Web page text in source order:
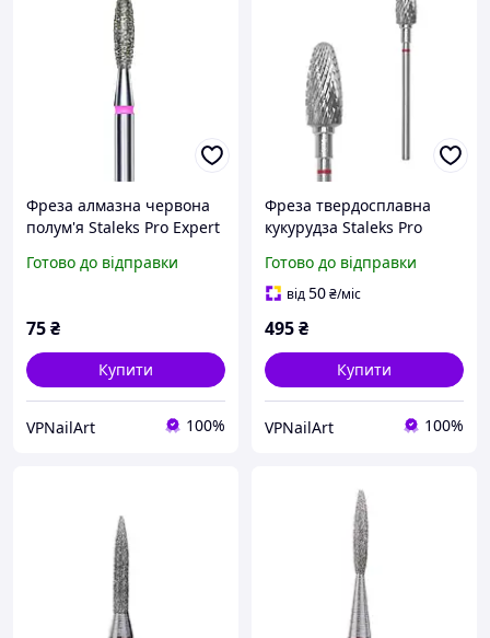
Фреза алмазна червона
полум'я Staleks Pro Expert
частина 10 мм
Готово до відправки
75₴
Купити
VPNailArt 100%
Фреза твердосплавна
кукурудза Staleks Pro
Готово до відправки
від50₴/міс
495₴
Купити
VPNailArt 100%